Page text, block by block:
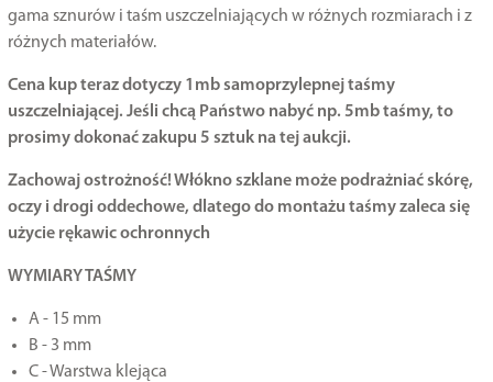
gama sznurów i taśm uszczelniających w różnych rozmiarach i z
różnych materiałów.
Cena kup teraz dotyczy 1mb samoprzylepnej taśmy
uszczelniającej. Jeśli chcą Państwo nabyć np. 5mb taśmy, to
prosimy dokonać zakupu 5 sztuk na tej aukcji.
Zachowaj ostrożność! Włókno szklane może podrażniać skórę,
oczy i drogi oddechowe, dlatego do montażu taśmy zaleca się
użycie rękawic ochronnych
WYMIARY TAŚMY
A - 15 mm
B - 3 mm
C - Warstwa klejąca